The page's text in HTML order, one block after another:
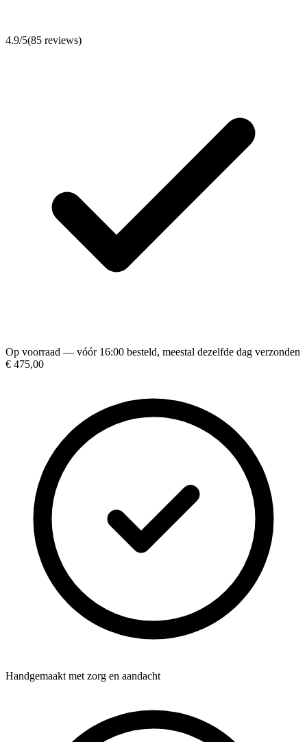
4.9/5(85 reviews)
Op voorraad — vóór 16:00 besteld, meestal dezelfde dag verzonden
€ 475,00
Handgemaakt met zorg en aandacht